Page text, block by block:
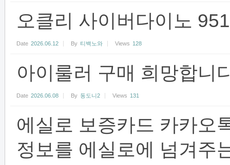
오클리 사이버다이노
Date 2026.06.12 By 티백노와 Views 128
아이룰러 구매 희망합니
Date 2026.06.08 By 동도니2 Views 131
에실로 보증카드 카카오
정보를 에실로에 넘겨주